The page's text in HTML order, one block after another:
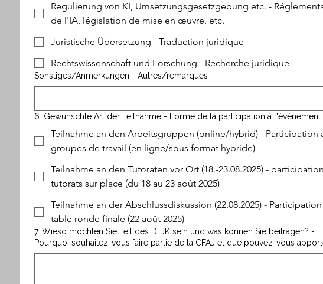
Regulierung von KI, Umsetzungsgesetzgebung etc. -
de l'IA, législation de mise en œuvre, etc.
Juristische Übersetzung - Traduction juridique
Rechtswissenschaft und Forschung - Recherche juridique
Sonstiges/Anmerkungen - Autres/remarques
6. Gewünschte Art der Teilnahme - Forme de la participation à l'événement
Teilnahme an den Arbeitsgruppen (online/hybrid) - Participation
groupes de travail (en ligne/sous format hybride)
Teilnahme an den Tutoraten vor Ort (18.-23.08.2025) -
tutorats sur place (du 18 au 23 août 2025)
Teilnahme an der Abschlussdiskussion (22.08.2025) -
table ronde finale (22 août 2025)
7. Wieso möchten Sie Teil des DFJK sein und was können Sie beitragen? -
Pourquoi souhaitez-vous faire partie de la CFAJ et que pouvez-vous